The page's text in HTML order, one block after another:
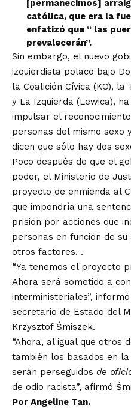
[permanecimos]
católica, que era la
enfatizó que “ las
prevalecerán”.
Sin embargo, el nuevo
izquierdista polaco bajo
la Coalición Cívica (KO),
y La Izquierda (Lewica),
impulsar el
personas del mismo sexo
dicen que sólo hay dos
Poco después de que el
poder, el Ministerio de
proyecto de enmienda al
que impondría una
prisión por acciones que
personas en función de
otros factores. .
“Ya tenemos el proyecto
Ahora será sometido a
interministeriales”, informó
secretario de Estado del
Krzysztof Śmiszek.
“Ahora, al igual que otros
también los basados ​​en
serán perseguidos de
de odio racista”, afirmó
Por Angeline Tan.